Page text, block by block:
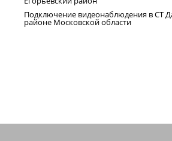
Подключение видеонаблюдения в СТ
районе Московской области